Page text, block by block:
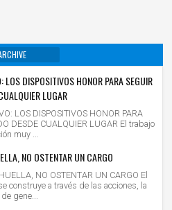
LOS DISPOSITIVOS HONOR PARA SEGUIR
LUGAR
LOS DISPOSITIVOS HONOR PARA
DESDE CUALQUIER LUGAR El trabajo
muy ...
NO OSTENTAR UN CARGO
NO OSTENTAR UN CARGO El
construye a través de las acciones, la
gene...